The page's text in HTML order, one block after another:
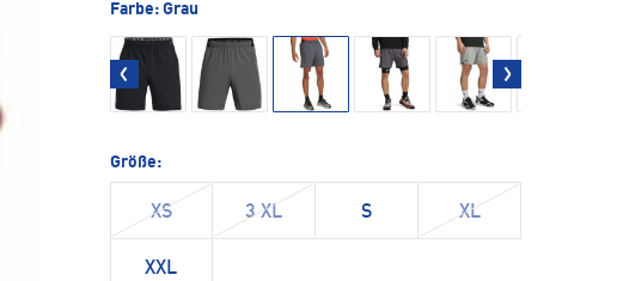
Farbe: Grau
Größe:
XS 3 XL S XL
XXL